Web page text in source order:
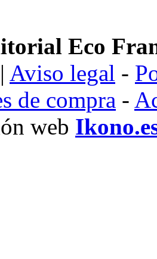
Eco
Aviso legal -
de compra -
web